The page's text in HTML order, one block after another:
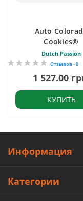
Auto
Cookies®
Dutch Passion
Отзывов - 0
1 527.00
КУПИТЬ
Информация
Категории